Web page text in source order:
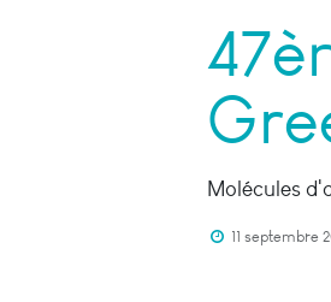
Molécules
11 septembre